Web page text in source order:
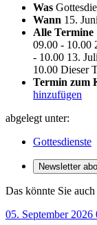
Was
Wann 15.
Alle Termine
09.00 - 10.00
- 10.00 13.
10.00 Dieser
Termin zum
hinzufügen
abgelegt unter:
Gottesdienste
Newsletter
Das könnte Sie auch
05. September 2026